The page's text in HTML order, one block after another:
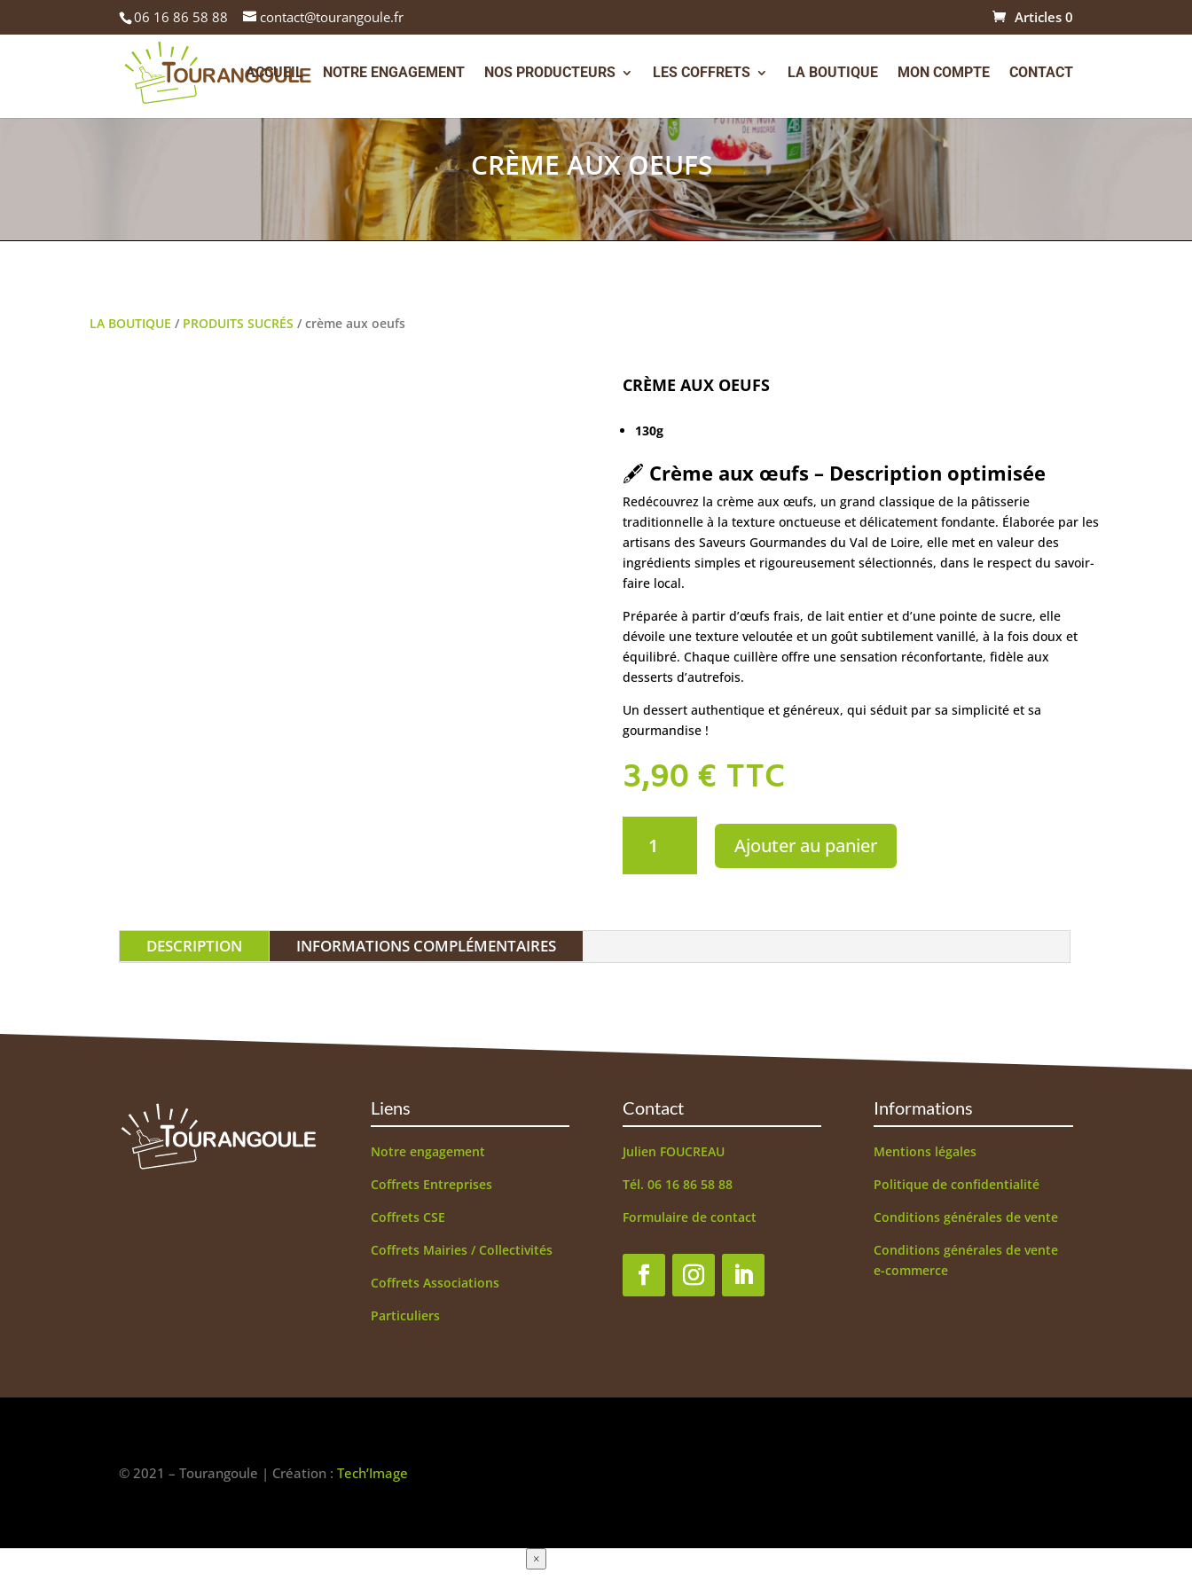
06 16 86 58 88 contact@tourangoule.fr Articles 0
ACCUEIL NOTRE ENGAGEMENT NOS PRODUCTEURS LES COFFRETS LA BOUTIQUE MON COMPTE CONTACT
CRÈME AUX OEUFS
LA BOUTIQUE / PRODUITS SUCRÉS / crème aux oeufs
CRÈME AUX OEUFS
130g
🖋️ Crème aux œufs – Description optimisée
Redécouvrez la crème aux œufs, un grand classique de la pâtisserie
traditionnelle à la texture onctueuse et délicatement fondante. Élaborée par les
artisans des Saveurs Gourmandes du Val de Loire, elle met en valeur des
ingrédients simples et rigoureusement sélectionnés, dans le respect du savoir-
faire local.
Préparée à partir d’œufs frais, de lait entier et d’une pointe de sucre, elle
dévoile une texture veloutée et un goût subtilement vanillé, à la fois doux et
équilibré. Chaque cuillère offre une sensation réconfortante, fidèle aux
desserts d’autrefois.
Un dessert authentique et généreux, qui séduit par sa simplicité et sa
gourmandise !
3,90 € TTC
Ajouter au panier
DESCRIPTION INFORMATIONS COMPLÉMENTAIRES
Liens
Notre engagement
Coffrets Entreprises
Coffrets CSE
Coffrets Mairies / Collectivités
Coffrets Associations
Particuliers
Contact
Julien FOUCREAU
Tél. 06 16 86 58 88
Formulaire de contact
Informations
Mentions légales
Politique de confidentialité
Conditions générales de vente
Conditions générales de vente
e-commerce
© 2021 – Tourangoule | Création :Tech’Image
×